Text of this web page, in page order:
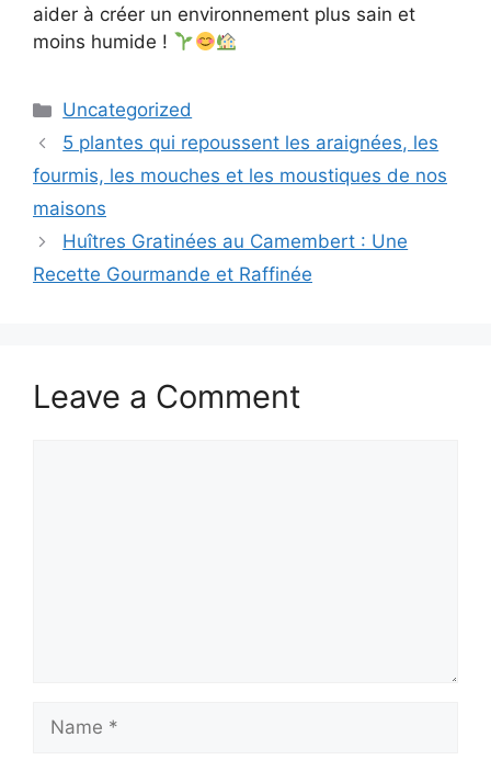
aider à créer un environnement plus sain et
moins humide !
Categories
Uncategorized
5 plantes qui repoussent les araignées, les
fourmis, les mouches et les moustiques de nos
maisons
Huîtres Gratinées au Camembert : Une
Recette Gourmande et Raffinée
Leave a Comment
Name